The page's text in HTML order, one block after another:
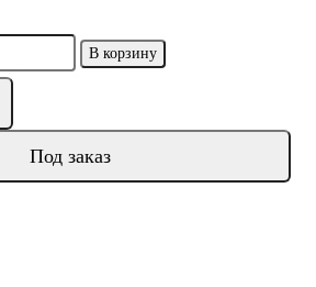
В корзину
Под заказ